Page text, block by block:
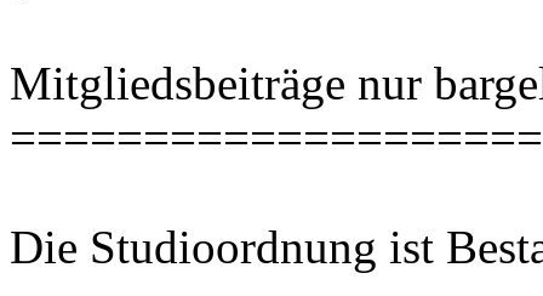
Mitgliedsbeiträge nur
Die Studioordnung ist